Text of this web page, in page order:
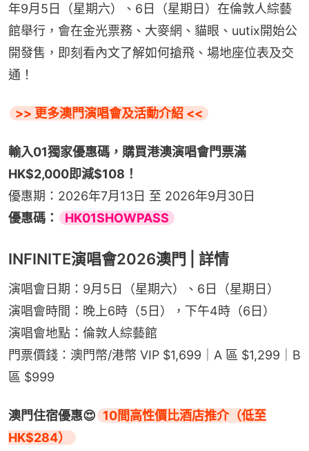
年9月5日（星期六）、6日（星期日）在倫敦人綜藝
館舉行，會在金光票務、大麥網、貓眼、uutix開始公
開發售，即刻看內文了解如何搶飛、場地座位表及交
通！
>> 更多澳門演唱會及活動介紹 <<
輸入01獨家優惠碼，購買港澳演唱會門票滿
HK$2,000即減$108！
優惠期：2026年7月13日 至 2026年9月30日
優惠碼：
HK01SHOWPASS
INFINITE演唱會2026澳門 | 詳情
演唱會日期：9月5日（星期六）、6日（星期日）
演唱會時間：晚上6時（5日），下午4時（6日）
演唱會地點：倫敦人綜藝館
門票價錢：澳門幣/港幣 VIP $1,699｜A 區 $1,299｜B
區 $999
澳門住宿優惠😍 10間高性價比酒店推介（低至
HK$284）